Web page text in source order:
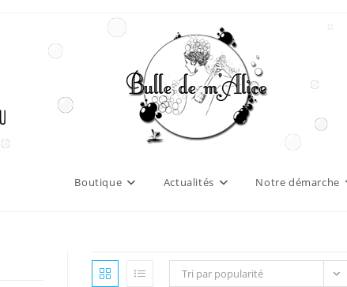
Boutique Actualités Notre démarche
Tri par popularité